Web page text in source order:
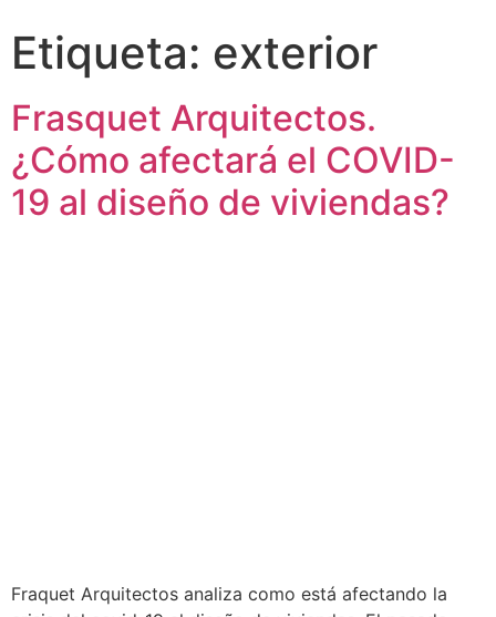
Etiqueta: exterior
Frasquet Arquitectos.
¿Cómo afectará el COVID-
19 al diseño de viviendas?
Fraquet Arquitectos analiza como está afectando la